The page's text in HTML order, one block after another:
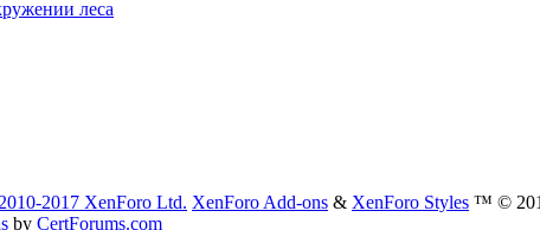
леса
2017 XenForo Ltd. XenForo Add-ons & XenForo Styles ™ ©
by CertForums.com